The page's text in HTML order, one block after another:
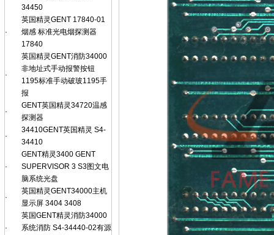
34450
·
英国精灵GENT 17840-01
烟感 标准光电烟探测器
17840
·
英国精灵GENT消防34000
非地址式手动报警按钮
1195标准手动破玻1195手
报
·
GENT英国精灵34720温感
探测器
·
34410GENT英国精灵 S4-
34410
·
GENT精灵3400 GENT
SUPERVISOR 3 S3图文电
脑系统光盘
·
英国精灵GENT34000主机
显示屏 3404 3408
·
英国GENT精灵消防34000
系统消防 S4-34440-02有源